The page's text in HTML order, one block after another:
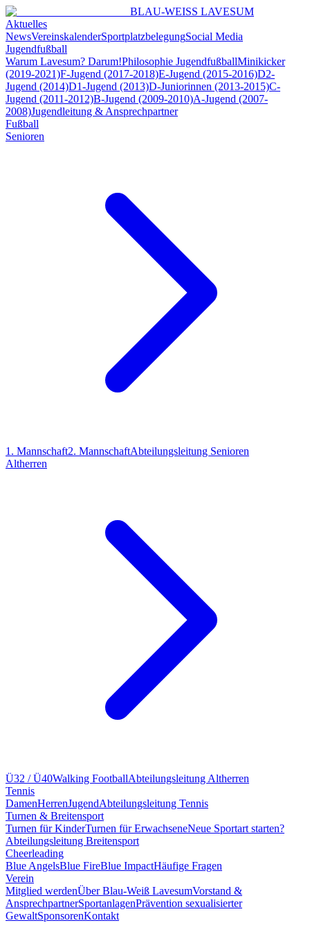
BLAU-WEISS LAVESUM
Aktuelles
NewsVereinskalenderSportplatzbelegungSocial Media
Jugendfußball
Warum Lavesum? Darum!Philosophie JugendfußballMinikicker
(2019-2021)F-Jugend (2017-2018)E-Jugend (2015-2016)D2-
Jugend (2014)D1-Jugend (2013)D-Juniorinnen (2013-2015)C-
Jugend (2011-2012)B-Jugend (2009-2010)A-Jugend (2007-
2008)Jugendleitung & Ansprechpartner
Fußball
Senioren
1. Mannschaft2. MannschaftAbteilungsleitung Senioren
Altherren
Ü32 / Ü40Walking FootballAbteilungsleitung Altherren
Tennis
DamenHerrenJugendAbteilungsleitung Tennis
Turnen & Breitensport
Turnen für KinderTurnen für ErwachseneNeue Sportart starten?
Abteilungsleitung Breitensport
Cheerleading
Blue AngelsBlue FireBlue ImpactHäufige Fragen
Verein
Mitglied werdenÜber Blau-Weiß LavesumVorstand &
AnsprechpartnerSportanlagenPrävention sexualisierter
GewaltSponsorenKontakt